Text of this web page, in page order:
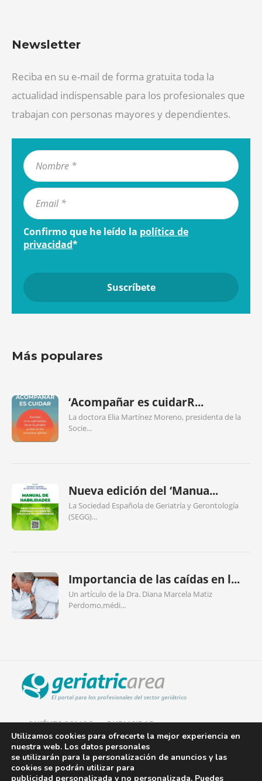
Newsletter
Reciba en su e-mail de forma gratuita toda la
actualidad indispensable para los profesionales que
trabajan con personas mayores y dependientes.
Confirmo que he leído la política de
privacidad*
Más populares
‘Acompañar es cuidarR...
La doctora Elia Martínez Moreno, presidenta de la
Socie...
Nueva edición del ‘Manua...
La Sociedad Española de Geriatría y Gerontología
(SEGG)...
Importancia de las caídas en l...
Un artículo de la Dra. Diana Marcela Matiz
Perdomo,médi...
QUIÉNES SOMOS PUBLICIDAD
AVISO LEGAL
POLÍTICA DE COOKIES
Utilizamos cookies para ofrecerte la mejor experiencia en
nuestra web. Los datos personales
se utilizarán para la personalización de anuncios y las
cookies se podrán utilizar para
publicidad personalizada y no personalizada. Puedes